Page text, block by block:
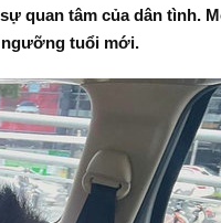
quan tâm của dân tình.
ngưỡng tuổi mới.